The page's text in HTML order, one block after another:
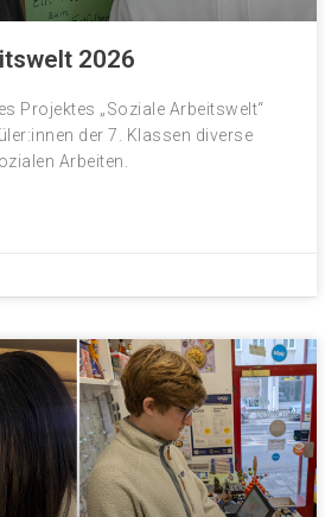
2026
Projektes „Soziale Arbeitswelt“
der 7. Klassen diverse
Arbeiten.